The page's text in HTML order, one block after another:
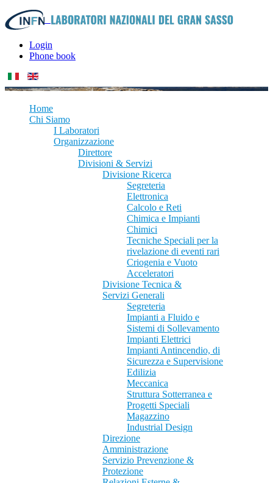
Login
Phone book
Home
Chi Siamo
I Laboratori
Organizzazione
Direttore
Divisioni & Servizi
Divisione Ricerca
Segreteria
Elettronica
Calcolo e Reti
Chimica e Impianti
Chimici
Tecniche Speciali per la
rivelazione di eventi rari
Criogenia e Vuoto
Acceleratori
Divisione Tecnica &
Servizi Generali
Segreteria
Impianti a Fluido e
Sistemi di Sollevamento
Impianti Elettrici
Impianti Antincendio, di
Sicurezza e Supervisione
Edilizia
Meccanica
Struttura Sotterranea e
Progetti Speciali
Magazzino
Industrial Design
Direzione
Amministrazione
Servizio Prevenzione &
Protezione